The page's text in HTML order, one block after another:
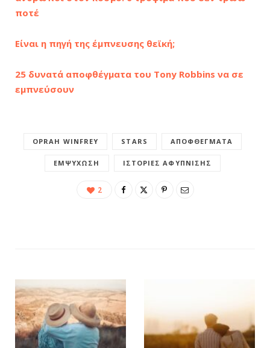
ποτέ
Είναι η πηγή της έμπνευσης θεϊκή;
25 δυνατά αποφθέγματα του Tony Robbins να σε
εμπνεύσουν
OPRAH WINFREY STARS ΑΠΟΦΘΈΓΜΑΤΑ
ΕΜΨΎΧΩΣΗ ΙΣΤΟΡΊΕΣ ΑΦΎΠΝΙΣΗΣ
2